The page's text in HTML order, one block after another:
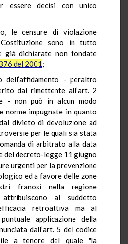
essere decisi con unico
le censure di violazione
sono in tutto
già dichiarate non fondate
del 2001;
dell’affidamento - peraltro
dal rimettente all’art. 2
- non può in alcun modo
norme impugnate in quanto
divieto di devoluzione ad
per le quali sia stata
di arbitrato alla data
del decreto-legge 11 giugno
urgenti per la prevenzione
ed a favore delle zone
franosi nella regione
attribuiscono al suddetto
retroattiva ma al
applicazione della
dall’art. 5 del codice
a tenore del quale "la